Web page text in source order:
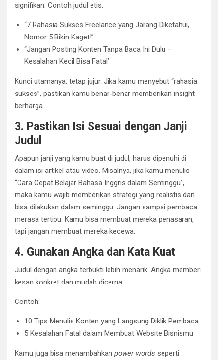
signifikan. Contoh judul etis:
“7 Rahasia Sukses Freelance yang Jarang Diketahui,
Nomor 5 Bikin Kaget!”
“Jangan Posting Konten Tanpa Baca Ini Dulu –
Kesalahan Kecil Bisa Fatal”
Kunci utamanya: tetap jujur. Jika kamu menyebut “rahasia
sukses”, pastikan kamu benar-benar memberikan insight
berharga.
3. Pastikan Isi Sesuai dengan Janji
Judul
Apapun janji yang kamu buat di judul, harus dipenuhi di
dalam isi artikel atau video. Misalnya, jika kamu menulis
“Cara Cepat Belajar Bahasa Inggris dalam Seminggu”,
maka kamu wajib memberikan strategi yang realistis dan
bisa dilakukan dalam seminggu. Jangan sampai pembaca
merasa tertipu. Kamu bisa membuat mereka penasaran,
tapi jangan membuat mereka kecewa.
4. Gunakan Angka dan Kata Kuat
Judul dengan angka terbukti lebih menarik. Angka memberi
kesan konkret dan mudah dicerna.
Contoh:
10 Tips Menulis Konten yang Langsung Diklik Pembaca
5 Kesalahan Fatal dalam Membuat Website Bisnismu
Kamu juga bisa menambahkan power words seperti